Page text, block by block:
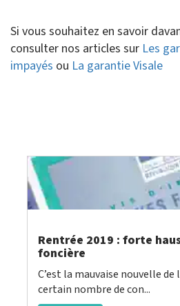
Si vous souhaitez en savoir
consulter nos articles sur Les
impayés ou La garantie Visale
Rentrée 2019 : forte
foncière
C’est la mauvaise nouvelle
certain nombre de con...